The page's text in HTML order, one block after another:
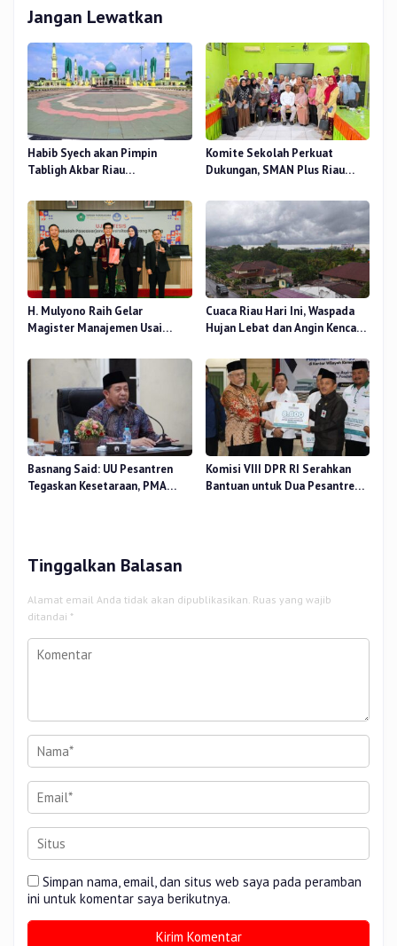
Jangan Lewatkan
Habib Syech akan Pimpin
Tabligh Akbar Riau
Nur, Besok
Komite Sekolah Perkuat
Dukungan, SMAN Plus Riau
Pendidikan
H. Mulyono Raih Gelar
Magister Manajemen Usai
Terhadap Beban Kerja
Cuaca Riau Hari Ini, Waspada
Hujan Lebat dan Angin Kencang
Basnang Said: UU Pesantren
Tegaskan Kesetaraan, PMA
Komisi VIII DPR RI Serahkan
Bantuan untuk Dua Pesantren
Tinggalkan Balasan
Alamat email Anda tidak akan dipublikasikan. Ruas yang wajib
ditandai *
Simpan nama, email, dan situs web saya pada peramban
ini untuk komentar saya berikutnya.